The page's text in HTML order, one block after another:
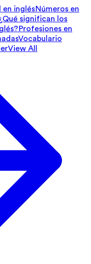
en inglésNúmeros en
significan los
Profesiones en
Vocabulario
View All